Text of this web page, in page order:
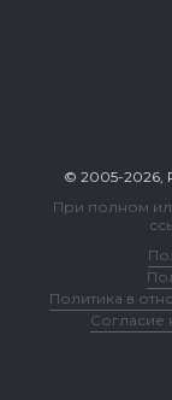
© 2005-2026,
При полном
Политика в
Согласие